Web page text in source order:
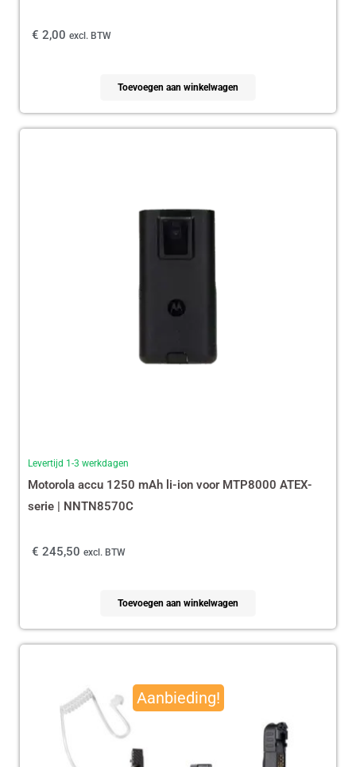
€ 2,00 excl. BTW
Toevoegen aan winkelwagen
Levertijd 1-3 werkdagen
Motorola accu 1250 mAh li-ion voor MTP8000 ATEX-
serie | NNTN8570C
€ 245,50 excl. BTW
Toevoegen aan winkelwagen
Aanbieding!
was:
€ 35,87.
is:
€ 29,99.